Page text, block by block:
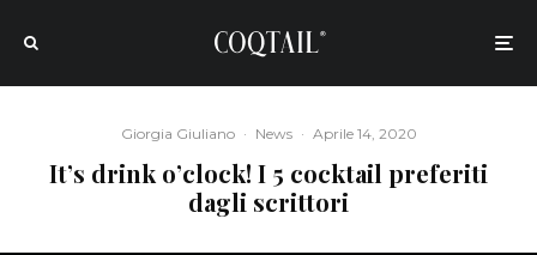
Giorgia Giuliano · News · Aprile 14, 2020
It’s drink o’clock! I 5 cocktail preferiti
dagli scrittori